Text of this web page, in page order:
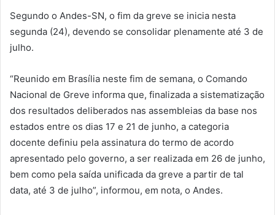
Segundo o Andes-SN, o fim da greve se inicia nesta
segunda (24), devendo se consolidar plenamente até 3 de
julho.
“Reunido em Brasília neste fim de semana, o Comando
Nacional de Greve informa que, finalizada a sistematização
dos resultados deliberados nas assembleias da base nos
estados entre os dias 17 e 21 de junho, a categoria
docente definiu pela assinatura do termo de acordo
apresentado pelo governo, a ser realizada em 26 de junho,
bem como pela saída unificada da greve a partir de tal
data, até 3 de julho”, informou, em nota, o Andes.